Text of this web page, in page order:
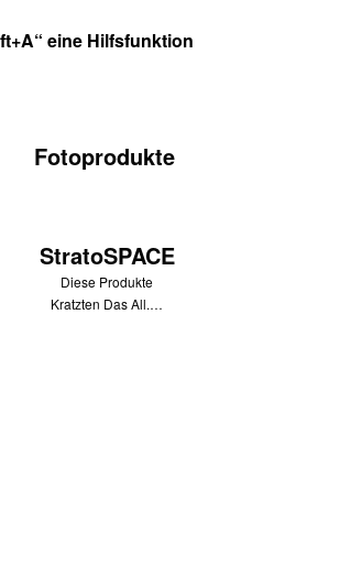
eine Hilfsfunktion
Fotoprodukte
StratoSPACE
Diese Produkte
Kratzten Das All.…